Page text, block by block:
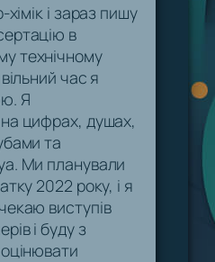
хімік і зараз пишу
в
технічному
час я
Я
цифрах, душах,
та
Ми планували
2022 року, і я
виступів
і буду з